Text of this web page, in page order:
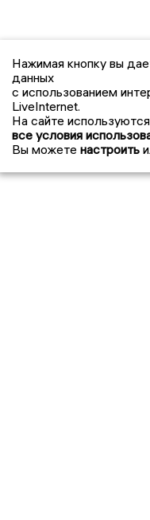
Нажимая кнопку вы
данных
с использованием
LiveInternet.
На сайте
все условия
Вы можете настроить